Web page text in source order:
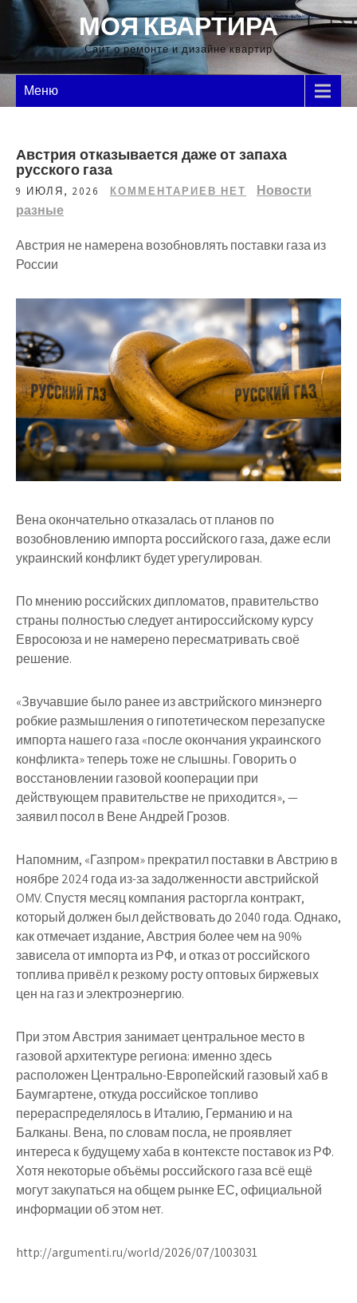
Перейти
содержимому
МОЯ КВАРТИРА
Сайт о ремонте и дизайне квартир
Меню
Австрия отказывается даже от запаха
русского газа
9 ИЮЛЯ, 2026 КОММЕНТАРИЕВ НЕТ
Новости
разные
Австрия не намерена возобновлять поставки газа из
России
Вена окончательно отказалась от планов по
возобновлению импорта российского газа, даже если
украинский конфликт будет урегулирован.
По мнению российских дипломатов, правительство
страны полностью следует антироссийскому курсу
Евросоюза и не намерено пересматривать своё
решение.
«Звучавшие было ранее из австрийского минэнерго
робкие размышления о гипотетическом перезапуске
импорта нашего газа «после окончания украинского
конфликта» теперь тоже не слышны. Говорить о
восстановлении газовой кооперации при
действующем правительстве не приходится», —
заявил посол в Вене Андрей Грозов.
Напомним, «Газпром» прекратил поставки в Австрию в
ноябре 2024 года из-за задолженности австрийской
OMV. Спустя месяц компания расторгла контракт,
который должен был действовать до 2040 года. Однако,
как отмечает издание, Австрия более чем на 90%
зависела от импорта из РФ, и отказ от российского
топлива привёл к резкому росту оптовых биржевых
цен на газ и электроэнергию.
При этом Австрия занимает центральное место в
газовой архитектуре региона: именно здесь
расположен Центрально-Европейский газовый хаб в
Баумгартене, откуда российское топливо
перераспределялось в Италию, Германию и на
Балканы. Вена, по словам посла, не проявляет
интереса к будущему хаба в контексте поставок из РФ.
Хотя некоторые объёмы российского газа всё ещё
могут закупаться на общем рынке ЕС, официальной
информации об этом нет.
http://argumenti.ru/world/2026/07/1003031